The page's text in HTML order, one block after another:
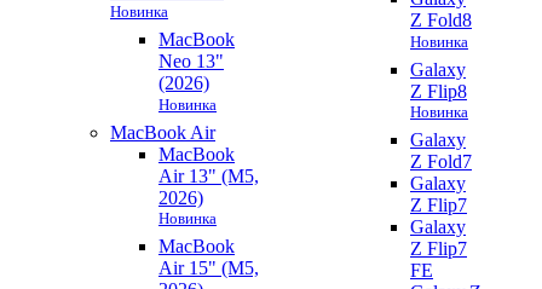
Новинка
MacBook
Neo 13"
(2026)
Новинка
MacBook Air
MacBook
Air 13" (M5,
2026)
Новинка
MacBook
Air 15" (M5,
Z Fold8
Новинка
Galaxy
Z Flip8
Новинка
Galaxy
Z Fold7
Galaxy
Z Flip7
Galaxy
Z Flip7
FE